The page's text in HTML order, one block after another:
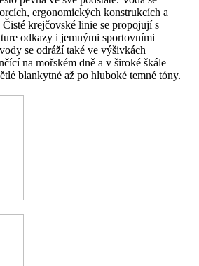
ergonomických konstrukcích a
krejčovské linie se propojují s
odkazy i jemnými sportovními
se odráží také ve výšivkách
na mořském dně a v široké škále
blankytné až po hluboké temné tóny.